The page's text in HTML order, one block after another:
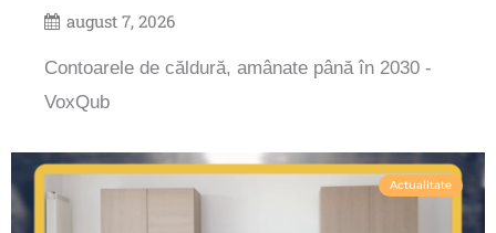
august 7, 2026
Contoarele de căldură, amânate până în 2030 -
VoxQub
Actualitate